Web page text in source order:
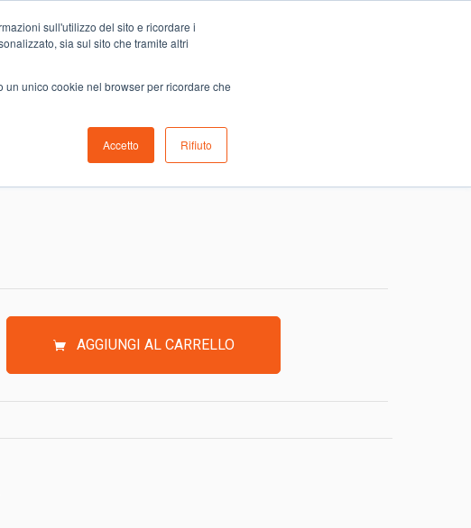
sull'utilizzo del sito e ricordare i
sia sul sito che tramite altri
unico cookie nel browser per ricordare che
Accetto Rifiuto
Volantino Serve aiuto?
ASCIUGATUTTO SCALA
AGGIUNGI AL CARRELLO